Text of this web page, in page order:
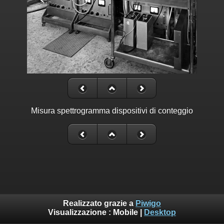
Misura spettrogramma dispositivi di conteggio
Realizzato grazie a Piwigo
Visualizzazione : Mobile Desktop